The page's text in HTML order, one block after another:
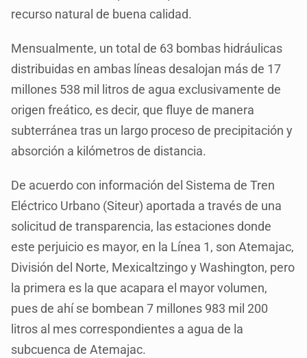
recurso natural de buena calidad.
Mensualmente, un total de 63 bombas hidráulicas
distribuidas en ambas líneas desalojan más de 17
millones 538 mil litros de agua exclusivamente de
origen freático, es decir, que fluye de manera
subterránea tras un largo proceso de precipitación y
absorción a kilómetros de distancia.
De acuerdo con información del Sistema de Tren
Eléctrico Urbano (Siteur) aportada a través de una
solicitud de transparencia, las estaciones donde
este perjuicio es mayor, en la Línea 1, son Atemajac,
División del Norte, Mexicaltzingo y Washington, pero
la primera es la que acapara el mayor volumen,
pues de ahí se bombean 7 millones 983 mil 200
litros al mes correspondientes a agua de la
subcuenca de Atemajac.